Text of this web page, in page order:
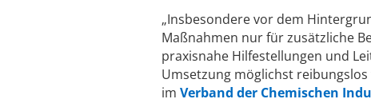
„Insbesondere vor dem
Maßnahmen nur für zusätzliche
praxisnahe Hilfestellungen und
Umsetzung möglichst
im Verband der Chemischen